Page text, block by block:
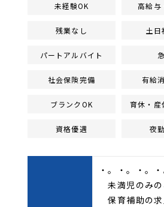
未経験OK 高給与
残業なし 土日
パートアルバイト
社会保険完備 有給
ブランクOK 育休・産
資格優遇 夜
・。・。・。
未満児のみ
保育補助の求